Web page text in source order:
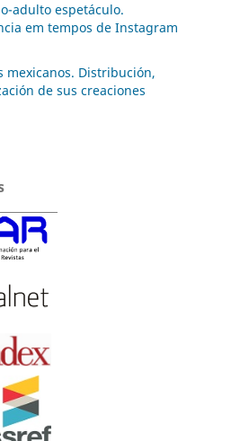
adulto espetáculo.
em tempos de Instagram
mexicanos. Distribución,
de sus creaciones